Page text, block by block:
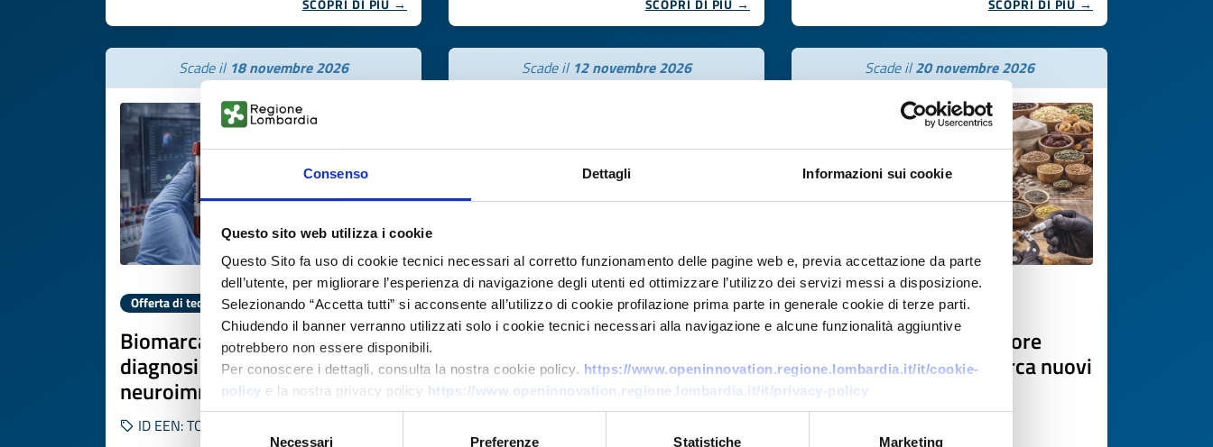
Consenso Dettagli Informazioni sui cookie
Questo sito web utilizza i cookie
Questo Sito fa uso di cookie tecnici necessari al corretto funzionamento delle pagine web e, previa accettazione da parte
dell’utente, per migliorare l’esperienza di navigazione degli utenti ed ottimizzare l’utilizzo dei servizi messi a disposizione.
Selezionando “Accetta tutti” si acconsente all’utilizzo di cookie profilazione prima parte in generale cookie di terze parti.
Chiudendo il banner verranno utilizzati solo i cookie tecnici necessari alla navigazione e alcune funzionalità aggiuntive
potrebbero non essere disponibili.
Per conoscere i dettagli, consulta la nostra cookie policy. https://www.openinnovation.regione.lombardia.it/it/cookie-
policy e la nostra privacy policy https://www.openinnovation.regione.lombardia.it/it/privacy-policy
Selezione
Necessari Preferenze Statistiche Marketing
SCOPRI DI PIÙ → SCOPRI DI PIÙ → SCOPRI DI PIÙ →
Scade il 18 novembre 2026
Offerta di tecnologia
Biomarcatori ematici per
diagnosi rapida di malattie
neuroimmunologiche
ID EEN: TODE20251118012
Scade il 12 novembre 2026
Offerta di tecnologia
Additivi bio-based per
bioaugmentation e
trattamento acque
Scade il20 novembre 2026
Ricerca fornitore
Produttore e importatore
alimentare polacco cerca nuovi
fornitori di prodotti
trasformati